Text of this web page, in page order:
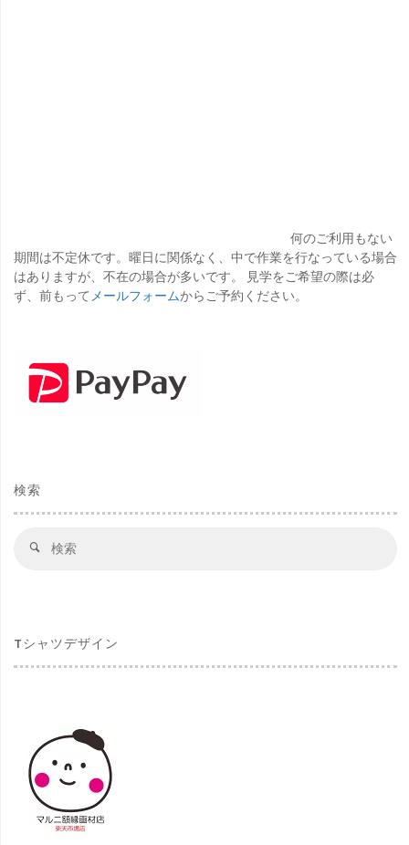
何のご利用もない
期間は不定休です。曜日に関係なく、中で作業を行なっている場合
はありますが、不在の場合が多いです。 見学をご希望の際は必
ず、前もって メールフォームからご予約ください。
検索
検
Tシャツデザイン